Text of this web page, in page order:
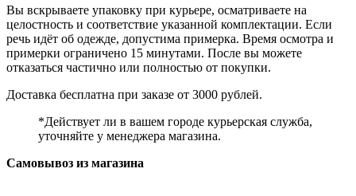
Вы вскрываете упаковку при курьере, осматриваете на
целостность и соответствие указанной комплектации. Если
речь идёт об одежде, допустима примерка. Время осмотра и
примерки ограничено 15 минутами. После вы можете
отказаться частично или полностью от покупки.
Доставка бесплатна при заказе от 3000 рублей.
*Действует ли в вашем городе курьерская служба,
уточняйте у менеджера магазина.
Самовывоз из магазина